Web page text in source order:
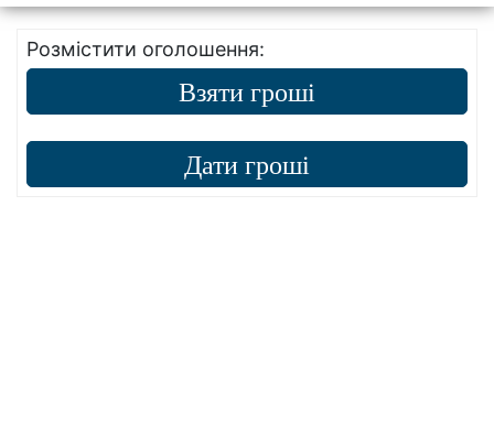
Розмістити оголошення:
Взяти гроші
Дати гроші